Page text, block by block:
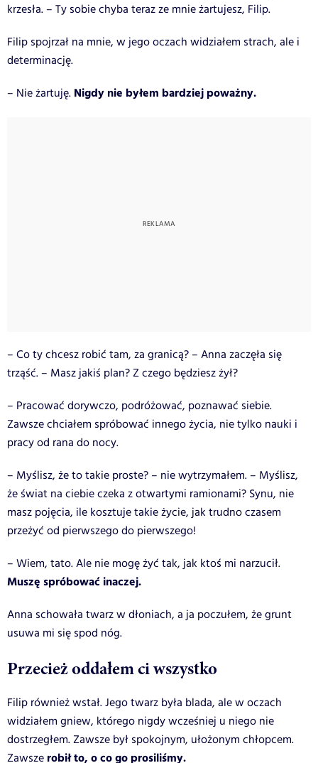
krzesła. – Ty sobie chyba teraz ze mnie żartujesz, Filip.
Filip spojrzał na mnie, w jego oczach widziałem strach, ale i
determinację.
– Nie żartuję. Nigdy nie byłem bardziej poważny.
– Co ty chcesz robić tam, za granicą? – Anna zaczęła się
trząść. – Masz jakiś plan? Z czego będziesz żył?
– Pracować dorywczo, podróżować, poznawać siebie.
Zawsze chciałem spróbować innego życia, nie tylko nauki i
pracy od rana do nocy.
– Myślisz, że to takie proste? – nie wytrzymałem. – Myślisz,
że świat na ciebie czeka z otwartymi ramionami? Synu, nie
masz pojęcia, ile kosztuje takie życie, jak trudno czasem
przeżyć od pierwszego do pierwszego!
– Wiem, tato. Ale nie mogę żyć tak, jak ktoś mi narzucił.
Muszę spróbować inaczej.
Anna schowała twarz w dłoniach, a ja poczułem, że grunt
usuwa mi się spod nóg.
Przecież oddałem ci wszystko
Filip również wstał. Jego twarz była blada, ale w oczach
widziałem gniew, którego nigdy wcześniej u niego nie
dostrzegłem. Zawsze był spokojnym, ułożonym chłopcem.
Zawsze robił to, o co go prosiliśmy.